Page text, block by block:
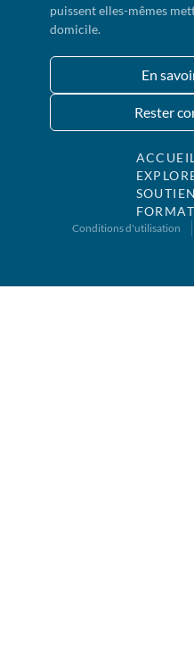
puissent elles-mêmes
domicile.
En
Rester
Conditions d'utilisation